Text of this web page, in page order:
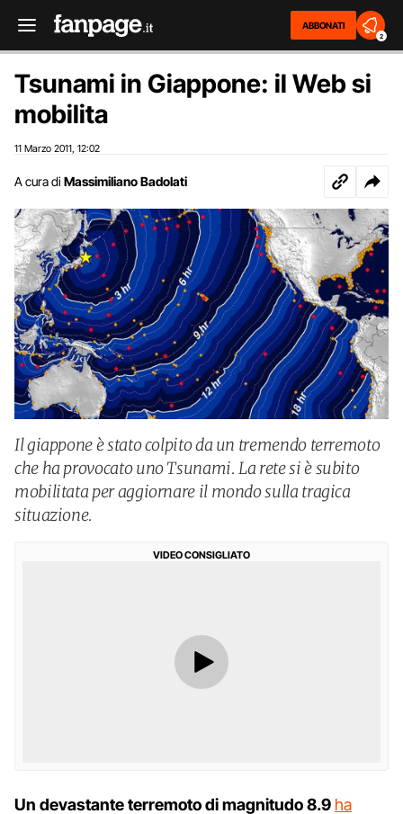
ABBONATI
2
Tsunami in Giappone: il Web si
mobilita
11 Marzo 2011 12:02
A cura di Massimiliano Badolati
Il giappone è stato colpito da un tremendo terremoto
che ha provocato uno Tsunami. La rete si è subito
mobilitata per aggiornare il mondo sulla tragica
situazione.
VIDEO CONSIGLIATO
Un devastante terremoto di magnitudo 8.9 ha